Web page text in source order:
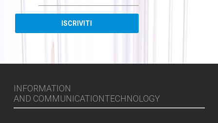
INFORMATION
AND COMMUNICATIONTECHNOLOGY